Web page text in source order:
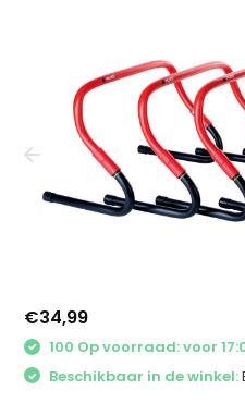
€34,99
100 Op voorraad: voor
Beschikbaar in de winkel: